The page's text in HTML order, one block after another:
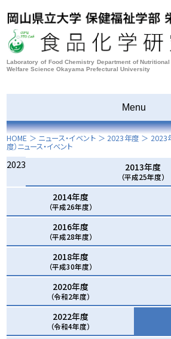
Laboratory of Food Chemistry Department of
Welfare Science Okayama Prefectural University
Menu
HOME ＞ ニュース・イベント ＞ 2023年度 ＞ 2023
度）ニュース・イベント
2023 2013年度
（平成25年度）
2014年度
（平成26年度）
2016年度
（平成28年度）
2018年度
（平成30年度）
2020年度
（令和2年度）
2022年度
（令和4年度）